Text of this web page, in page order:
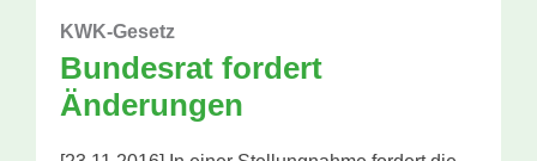
KWK-Gesetz
Bundesrat fordert
Änderungen